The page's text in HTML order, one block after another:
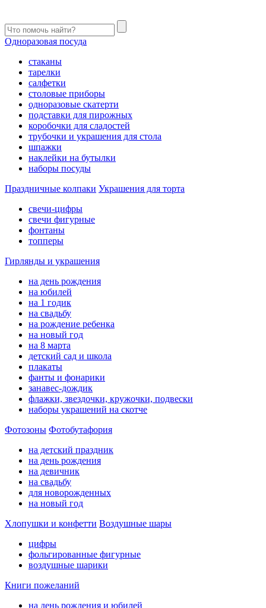
Одноразовая посуда
стаканы
тарелки
салфетки
столовые приборы
одноразовые скатерти
подставки для пирожных
коробочки для сладостей
трубочки и украшения для стола
шпажки
наклейки на бутылки
наборы посуды
Праздничные колпаки Украшения для торта
свечи-цифры
свечи фигурные
фонтаны
топперы
Гирлянды и украшения
на день рождения
на юбилей
на 1 годик
на свадьбу
на рождение ребенка
на новый год
на 8 марта
детский сад и школа
плакаты
фанты и фонарики
занавес-дождик
флажки, звездочки, кружочки, подвески
наборы украшений на скотче
Фотозоны Фотобутафория
на детский праздник
на день рождения
на девичник
на свадьбу
для новорожденных
на новый год
Хлопушки и конфетти Воздушные шары
цифры
фольгированные фигурные
воздушные шарики
Книги пожеланий
на день рождения и юбилей